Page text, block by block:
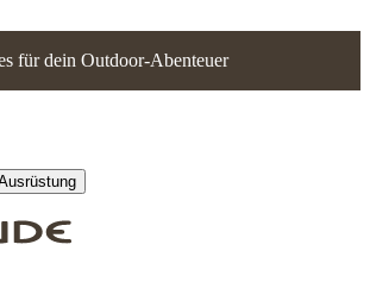
für dein Outdoor-Abenteuer